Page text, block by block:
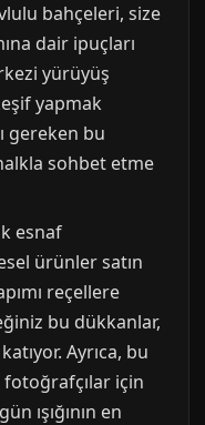
bahçeleri, size
dair ipuçları
yürüyüş
yapmak
gereken bu
sohbet etme
esnaf
ürünler satın
reçellere
bu dükkanlar,
Ayrıca, bu
fotoğrafçılar için
ışığının en